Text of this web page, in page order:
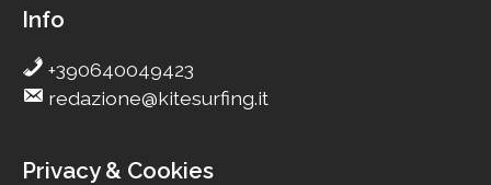
Info
+390640049423
redazione@kitesurfing.it
Privacy & Cookies